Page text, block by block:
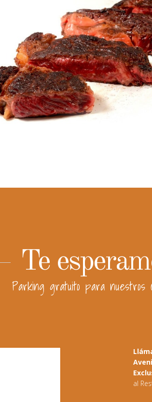
Te
Parking gratuito para nuestros
al